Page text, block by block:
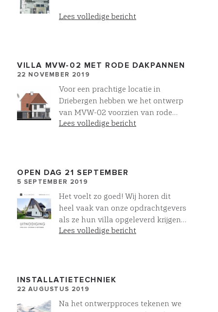
Lees volledige bericht
VILLA MVW-02 MET RODE DAKPANNEN
22 NOVEMBER 2019
Voor een prachtige locatie in
Driebergen hebben we het ontwerp
van MVW-02 voorzien van rode
dakpannen. ook met onze
Lees volledige bericht
OPEN DAG 21 SEPTEMBER
5 SEPTEMBER 2019
Het voelt zo goed! Wij horen dit
heel vaak van onze opdrachtgevers
als ze hun villa opgeleverd krijgen.
Wij willen u onze villa’s ook graag
tot 15.00 uur te Blaricumermeent.
Meld u aan voor een rondleiding,
zodat wij samen met u deze
Lees volledige bericht
INSTALLATIETECHNIEK
22 AUGUSTUS 2019
Na het ontwerpproces tekenen we